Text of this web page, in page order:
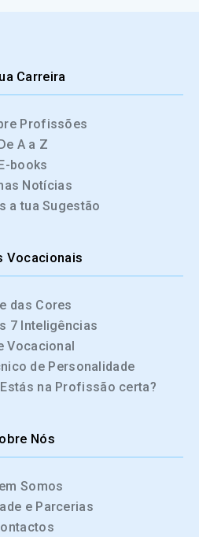
Carreira
Profissões
De A a Z
E-books
Notícias
a tua Sugestão
Vocacionais
das Cores
7 Inteligências
Vocacional
de Personalidade
na Profissão certa?
Nós
Somos
e Parcerias